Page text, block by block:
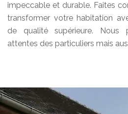
impeccable et durable. Faites
transformer votre habitation
de qualité supérieure. Nous
attentes des particuliers mais